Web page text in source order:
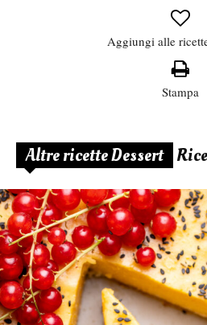
Aggiungi alle
Stampa
Altre ricette Dessert